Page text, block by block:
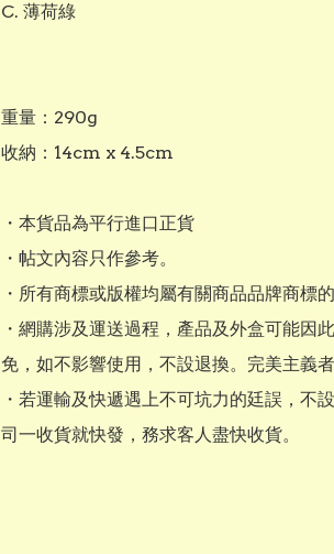
C. 薄荷綠
重量：290g
收納：14cm x 4.5cm
・本貨品為平行進口正貨
・帖文內容只作參考。
・所有商標或版權均屬有關商品品牌商標
・網購涉及運送過程，產品及外盒可能因
免，如不影響使用，不設退換。完美主義者
・若運輸及快遞遇上不可坑力的廷誤，不
司一收貨就快發，務求客人盡快收貨。